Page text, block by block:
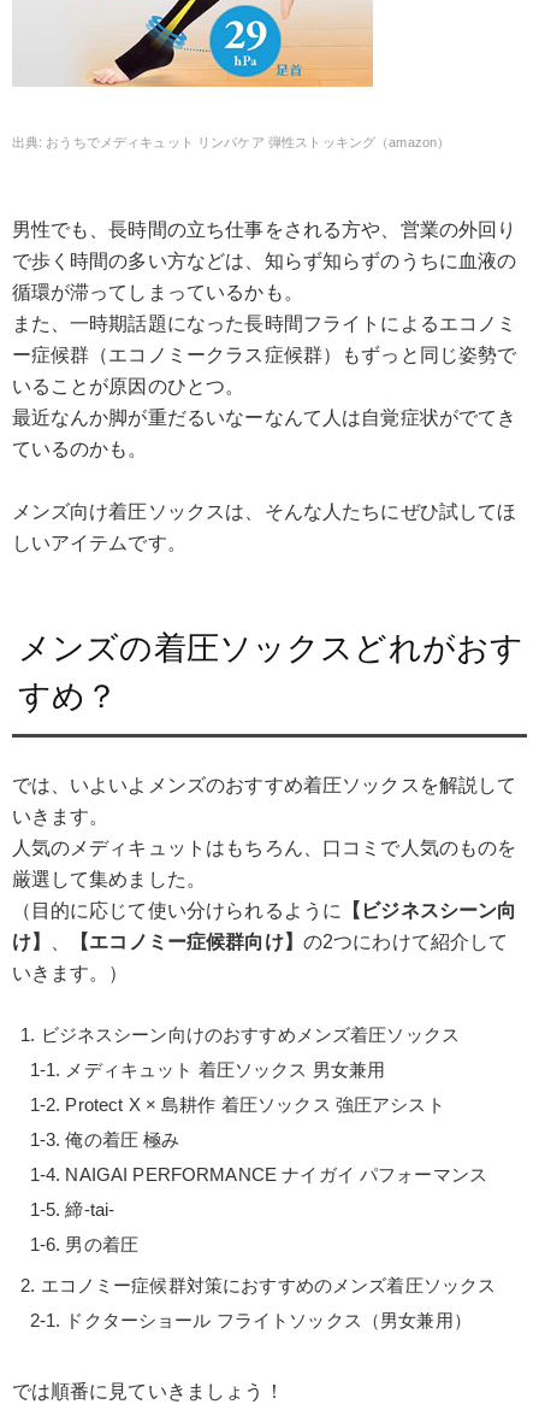
おうちでメディキュット リンパケア 弾性ストッキング（amazon）
男性でも、長時間の立ち仕事をされる方や、営業の外回り
で歩く時間の多い方などは、知らず知らずのうちに血液の
循環が滞ってしまっているかも。
また、一時期話題になった長時間フライトによるエコノミ
ー症候群（エコノミークラス症候群）もずっと同じ姿勢で
いることが原因のひとつ。
最近なんか脚が重だるいなーなんて人は自覚症状がでてき
ているのかも。
メンズ向け着圧ソックスは、そんな人たちにぜひ試してほ
しいアイテムです。
メンズの着圧ソックスどれがおす
すめ？
では、いよいよメンズのおすすめ着圧ソックスを解説して
いきます。
人気のメディキュットはもちろん、口コミで人気のものを
厳選して集めました。
（目的に応じて使い分けられるように
【ビジネスシーン向
け】
【エコノミー症候群向け】 の2つにわけて紹介して
いきます。）
ビジネスシーン向けのおすすめメンズ着圧ソックス
メディキュット 着圧ソックス 男女兼用
Protect X × 島耕作 着圧ソックス 強圧アシスト
俺の着圧 極み
NAIGAI PERFORMANCE ナイガイ パフォーマンス
締-tai-
男の着圧
エコノミー症候群対策におすすめのメンズ着圧ソックス
ドクターショール フライトソックス（男女兼用）
では順番に見ていきましょう！